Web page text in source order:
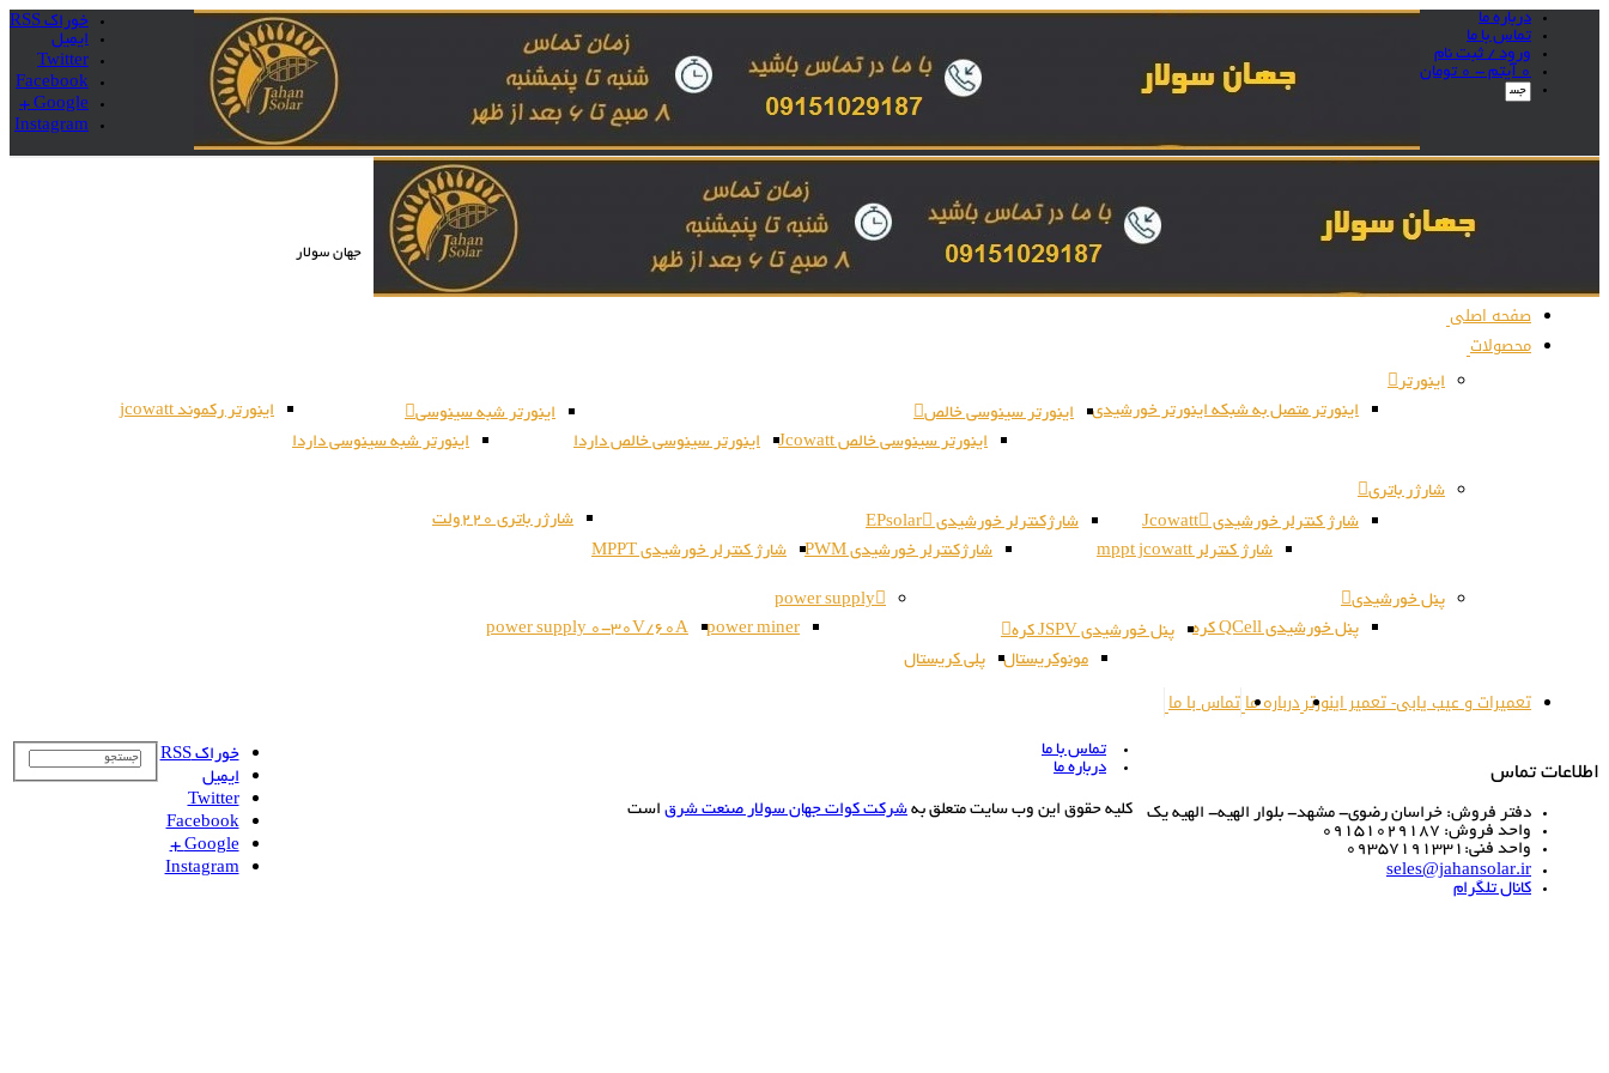
درباره ما
تماس با ما
ورود / ثبت نام
0 آیتم -
0 تومان
خوراک RSS
ایمیل
Twitter
Facebook
Google +
Instagram
صفحه اصلی
محصولات
اینورتر
اینورتر متصل به شبکه اینورتر خورشیدی
اینورتر سینوسی خالص
اینورتر سینوسی خالص Jcowatt
اینورتر سینوسی خالص داردا
اینورتر شبه سینوسی
اینورتر شبه سینوسی داردا
اینورتر رکموند jcowatt
شارژر باتری
شارژ کنترلر خورشیدی Jcowatt
شارژ کنترلر mppt jcowatt
شارژکنترلر خورشیدی EPsolar
شارژکنترلر خورشیدی PWM
شارژ کنترلر خورشیدی MPPT
شارژر باتری 220ولت
پنل خورشیدی
پنل خورشیدی QCell کره
پنل خورشیدی JSPV کره
مونوکریستال
پلی کریستال
power supply
power miner
power supply 0-30V/60A
تعمیرات و عیب یابی- تعمیر اینورتردرباره ماتماس با ما
جهان سولار
اطلاعات تماس
دفتر فروش: خراسان رضوی- مشهد- بلوار الهیه- الهیه یک
واحد فروش: 09151029187
واحد فنی:09357191331
seles@jahansolar.ir
کانال تلگرام
تماس با ما
درباره ما
کلیه حقوق این وب سایت متعلق به شرکت کوات جهان سولار صنعت شرق است
خوراک RSS
ایمیل
Twitter
Facebook
Google +
Instagram